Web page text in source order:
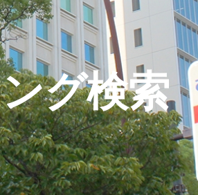
グ検索